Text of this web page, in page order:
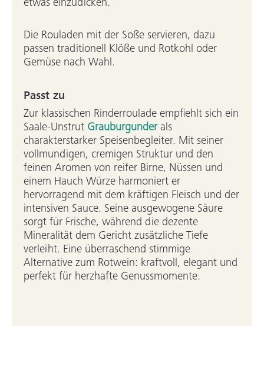
etwas einzudicken.
Die Rouladen mit der Soße servieren, dazu
passen traditionell Klöße und Rotkohl oder
Gemüse nach Wahl.
Passt zu
Zur klassischen Rinderroulade empfiehlt sich ein
Saale-Unstrut Grauburgunderals
charakterstarker Speisenbegleiter. Mit seiner
vollmundigen, cremigen Struktur und den
feinen Aromen von reifer Birne, Nüssen und
einem Hauch Würze harmoniert er
hervorragend mit dem kräftigen Fleisch und der
intensiven Sauce. Seine ausgewogene Säure
sorgt für Frische, während die dezente
Mineralität dem Gericht zusätzliche Tiefe
verleiht. Eine überraschend stimmige
Alternative zum Rotwein: kraftvoll, elegant und
perfekt für herzhafte Genussmomente.